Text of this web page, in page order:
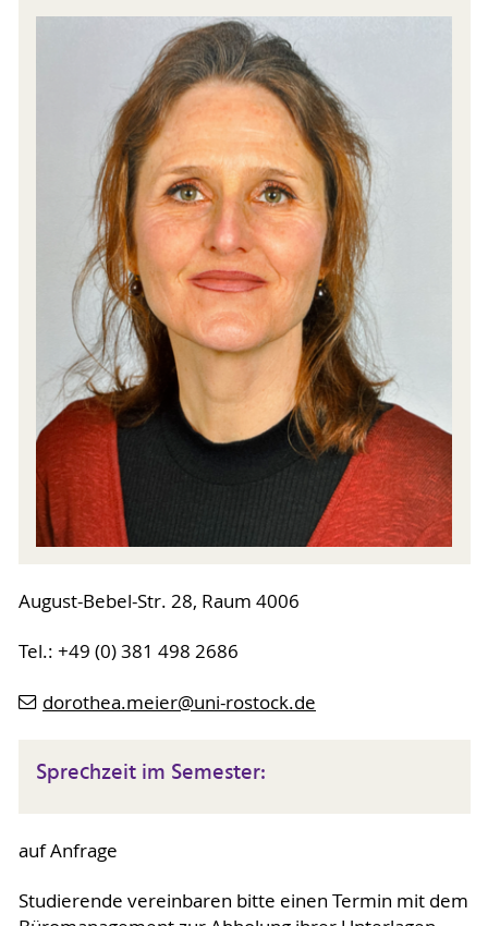
August-Bebel-Str. 28, Raum 4006
Tel.: +49 (0) 381 498 2686
dorothea.meier@uni-rostock.de
Sprechzeit im Semester:
auf Anfrage
Studierende vereinbaren bitte einen Termin mit dem